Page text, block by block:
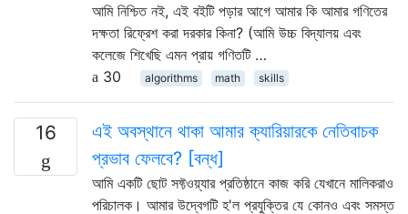
আমি নিশ্চিত নই, এই বইটি পড়ার আগে আমার কি আমার গণিতের
দক্ষতা রিফ্রেশ করা দরকার কিনা? (আমি উচ্চ বিদ্যালয় এবং
কলেজে শিখেছি এমন প্রায় গণিতটি …
30
algorithms math skills
16
এই অবস্থানে থাকা আমার ক্যারিয়ারকে নেতিবাচক
প্রভাব ফেলবে? [বন্ধ]
আমি একটি ছোট সফ্টওয়্যার প্রতিষ্ঠানে কাজ করি যেখানে মালিকরাও
পরিচালক। আমার উদ্বেগটি হ'ল প্রযুক্তির যে কোনও এবং সমস্ত